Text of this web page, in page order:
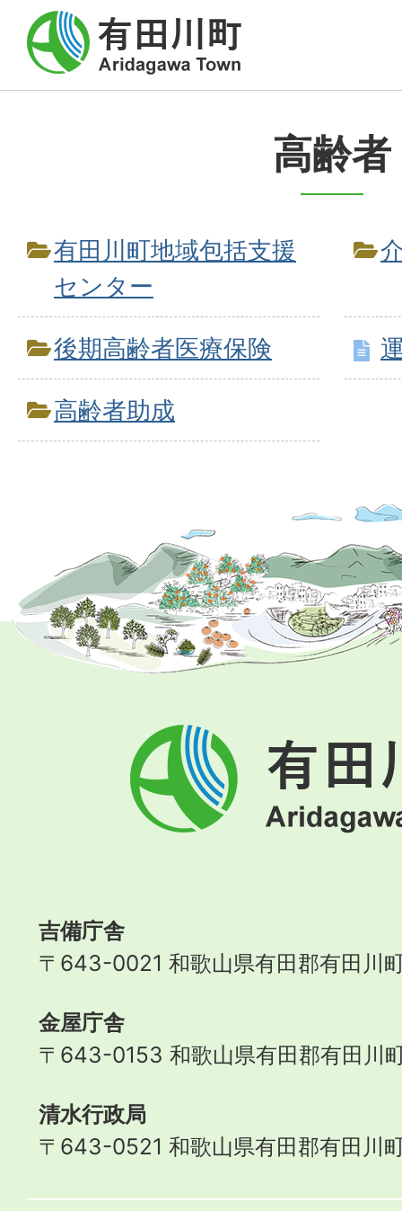
高齢者
有田川町地域包括支援
センター
後期高齢者医療保険
高齢者助成
有
田
川
町
吉備庁舎
〒643-0021 和歌山県有田郡有田川
金屋庁舎
〒643-0153 和歌山県有田郡有田川
清水行政局
〒643-0521 和歌山県有田郡有田川